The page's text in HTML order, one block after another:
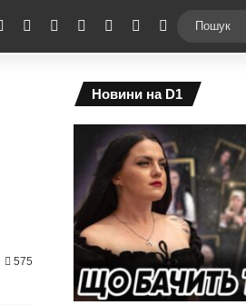
RSS Facebook YouTubeInstagramTelegramSwitch skin
575
Новини на D1